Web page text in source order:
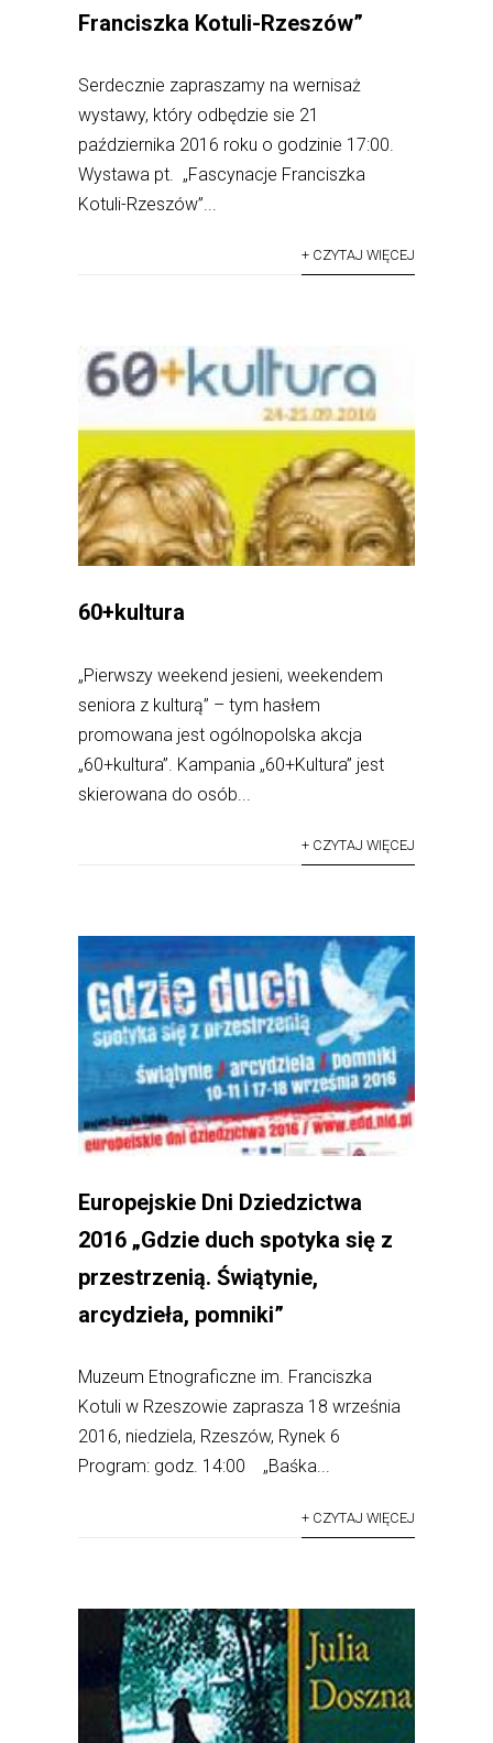
Franciszka Kotuli-Rzeszów”
Serdecznie zapraszamy na wernisaż
wystawy, który odbędzie sie 21
października 2016 roku o godzinie 17:00.
Wystawa pt. „Fascynacje Franciszka
Kotuli-Rzeszów”...
+ CZYTAJ WIĘCEJ
60+kultura
„Pierwszy weekend jesieni, weekendem
seniora z kulturą” – tym hasłem
promowana jest ogólnopolska akcja
„60+kultura”. Kampania „60+Kultura” jest
skierowana do osób...
+ CZYTAJ WIĘCEJ
Europejskie Dni Dziedzictwa
2016 „Gdzie duch spotyka się z
przestrzenią. Świątynie,
arcydzieła, pomniki”
Muzeum Etnograficzne im. Franciszka
Kotuli w Rzeszowie zaprasza 18 września
2016, niedziela, Rzeszów, Rynek 6
Program: godz. 14:00 „Baśka...
+ CZYTAJ WIĘCEJ